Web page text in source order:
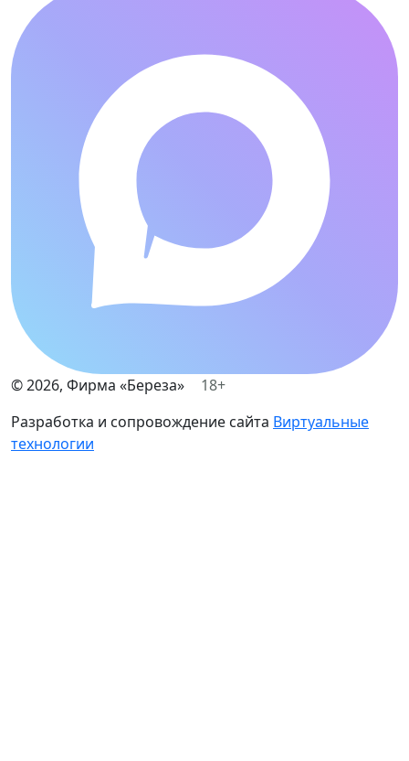
©2026, Фирма «Береза»
18+
Разработка и сопровождение сайта Виртуальные
технологии